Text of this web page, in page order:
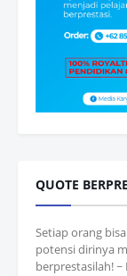
QUOTE
Setiap orang
potensi dirinya
berprestasilah!